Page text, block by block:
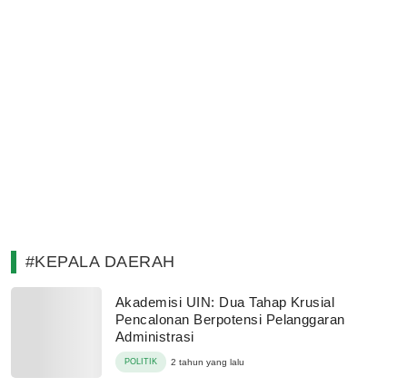
#KEPALA DAERAH
Akademisi UIN: Dua Tahap Krusial
Pencalonan Berpotensi Pelanggaran
Administrasi
POLITIK 2 tahun yang lalu